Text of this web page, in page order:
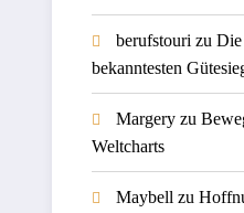
berufstouri zu Die
bekanntesten
Margeryzu
Weltcharts
Maybell zu